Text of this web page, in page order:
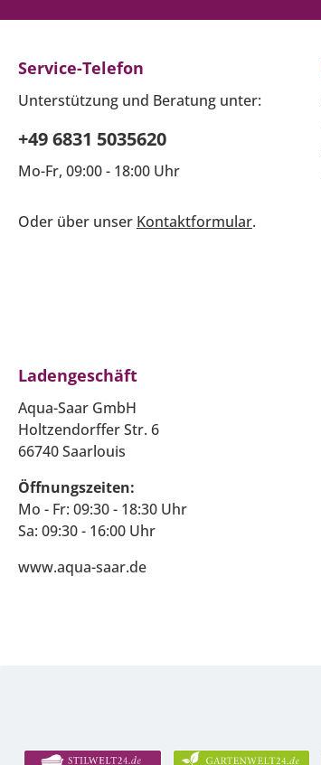
Service-Telefon
Unterstützung und Beratung unter:
+49 6831 5035620
Mo-Fr, 09:00 - 18:00 Uhr
Oder über unser Kontaktformular.
Ladengeschäft
Aqua-Saar GmbH
Holtzendorffer Str. 6
66740 Saarlouis
Öffnungszeiten:
Mo - Fr: 09:30 - 18:30 Uhr
Sa: 09:30 - 16:00 Uhr
www.aqua-saar.de